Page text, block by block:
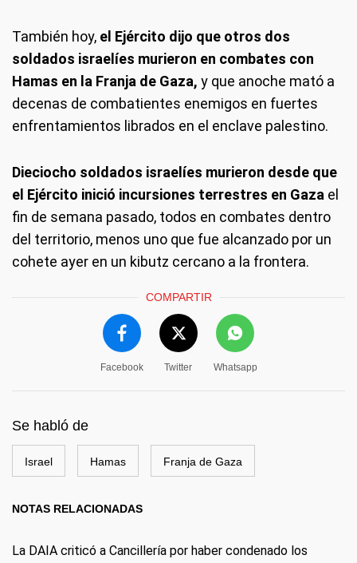
También hoy, el Ejército dijo que otros dos
soldados israelíes murieron en combates con
Hamas en la Franja de Gaza, y que anoche mató a
decenas de combatientes enemigos en fuertes
enfrentamientos librados en el enclave palestino.
Dieciocho soldados israelíes murieron desde que
el Ejército inició incursiones terrestres en Gaza el
fin de semana pasado, todos en combates dentro
del territorio, menos uno que fue alcanzado por un
cohete ayer en un kibutz cercano a la frontera.
COMPARTIR
Facebook Twitter Whatsapp
Se habló de
Israel Hamas Franja de Gaza
NOTAS RELACIONADAS
La DAIA criticó a Cancillería por haber condenado los